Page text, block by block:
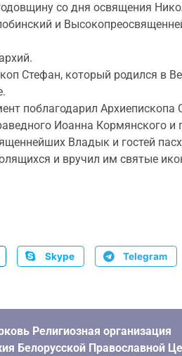
со дня освящения
и
Стефан, который родился в
поблагодарил
Иоанна Кормянского
Владык и гостей
и вручил им святые
Skype Telegram
Религиозная организация
Белорусской Православной